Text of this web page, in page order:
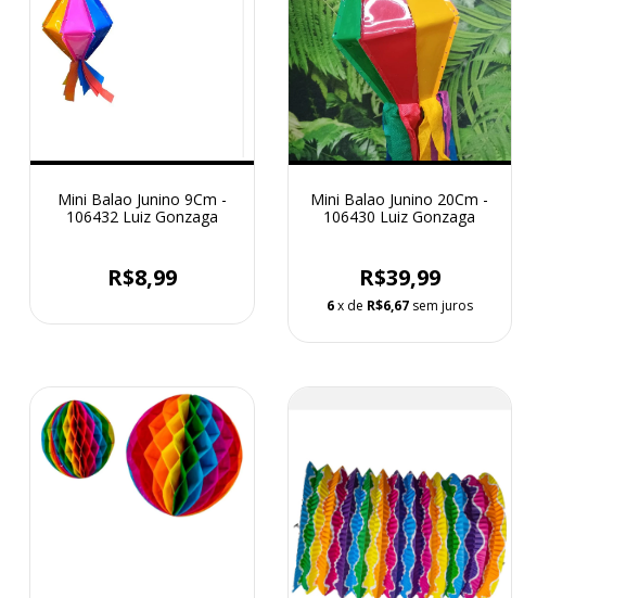
Mini Balao Junino 9Cm -
106432 Luiz Gonzaga
R$8,99
Mini Balao Junino 20Cm -
106430 Luiz Gonzaga
R$39,99
6x de R$6,67 sem juros